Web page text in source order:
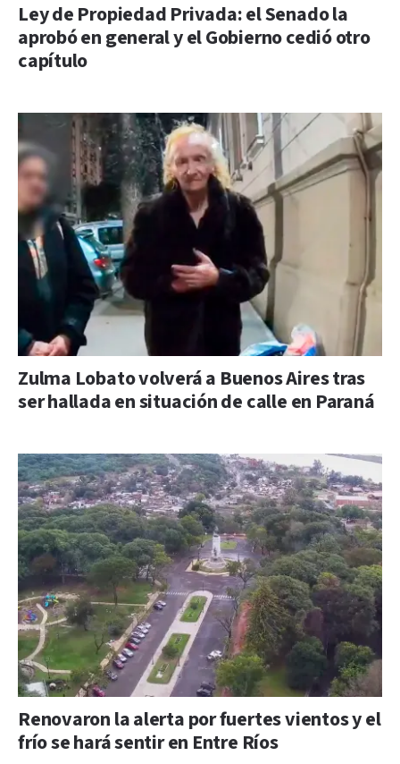
Ley de Propiedad Privada: el Senado la
aprobó en general y el Gobierno cedió otro
capítulo
Zulma Lobato volverá a Buenos Aires tras
ser hallada en situación de calle en Paraná
Renovaron la alerta por fuertes vientos y el
frío se hará sentir en Entre Ríos